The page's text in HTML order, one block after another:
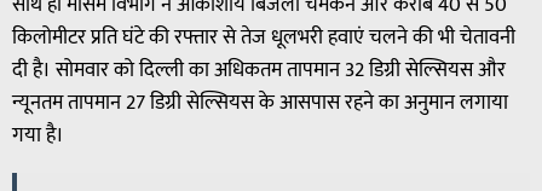
किलोमीटर प्रति घंटे की रफ्तार से तेज धूलभरी हवाएं चलने की भी चेतावनी
दी है। सोमवार को दिल्ली का अधिकतम तापमान 32 डिग्री सेल्सियस और
न्यूनतम तापमान 27 डिग्री सेल्सियस के आसपास रहने का अनुमान लगाया
गया है।